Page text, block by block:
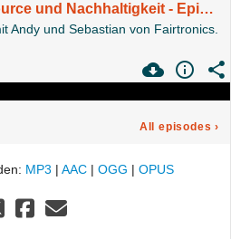
PIP: Open Source und Nachhaltigkeit - Episode 3
Andy und Sebastian von Fairtronics.
All episodes ›
MP3 | AAC | OGG | OPUS